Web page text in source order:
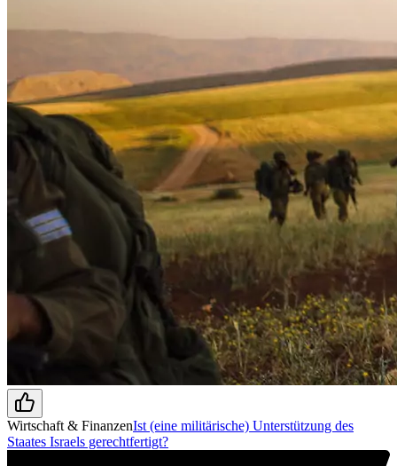
Wirtschaft & FinanzenIst (eine militärische) Unterstützung des
Staates Israels gerechtfertigt?